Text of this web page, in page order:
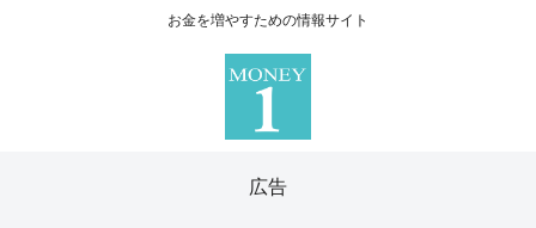
お金を増やすための情報サイト
広告